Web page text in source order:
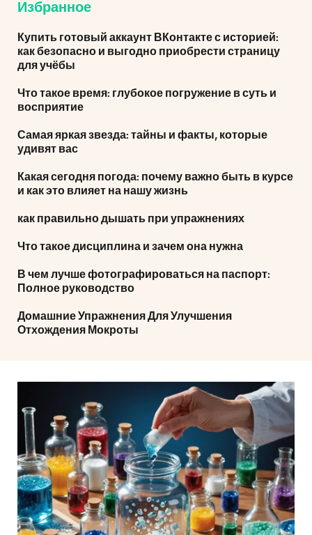
Избранное
Купить готовый аккаунт ВКонтакте с историей:
как безопасно и выгодно приобрести страницу
для учёбы
Что такое время: глубокое погружение в суть и
восприятие
Самая яркая звезда: тайны и факты, которые
удивят вас
Какая сегодня погода: почему важно быть в курсе
и как это влияет на нашу жизнь
как правильно дышать при упражнениях
Что такое дисциплина и зачем она нужна
В чем лучше фотографироваться на паспорт:
Полное руководство
Домашние Упражнения Для Улучшения
Отхождения Мокроты